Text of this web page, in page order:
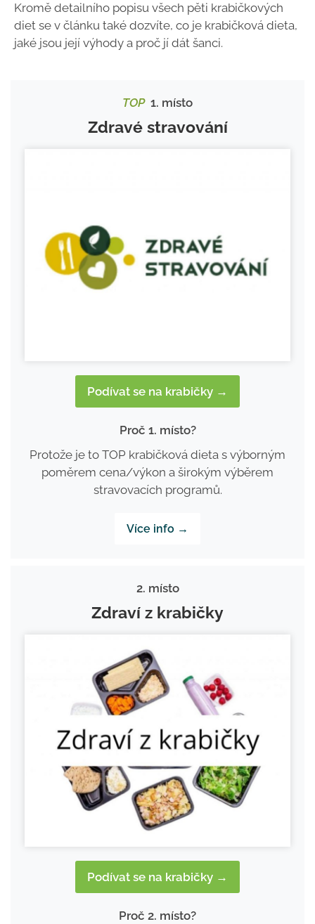
Kromě detailního popisu všech pěti krabičkových
diet se v článku také dozvíte, co je krabičková dieta,
jaké jsou její výhody a proč jí dát šanci.
TOP1. místo
Zdravé stravování
Podívat se na krabičky →
Proč 1. místo?
Protože je to TOP krabičková dieta s výborným
poměrem cena/výkon a širokým výběrem
stravovacích programů.
Více info →
2. místo
Zdraví z krabičky
Podívat se na krabičky →
Proč 2. místo?